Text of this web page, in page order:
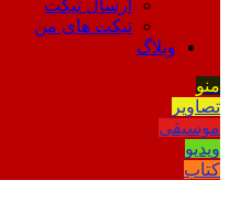
ارسال تیکت
تیکت های من
وبلاگ
منو
تصاویر
موسیقی
ویدیو
کتاب